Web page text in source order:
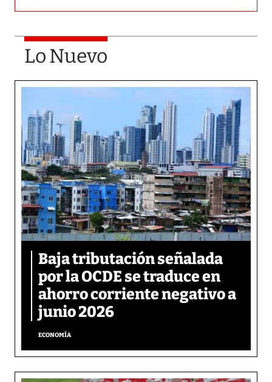
Lo Nuevo
Baja tributación señalada
por la OCDE se traduce en
ahorro corriente negativo a
junio 2026
ECONOMÍA